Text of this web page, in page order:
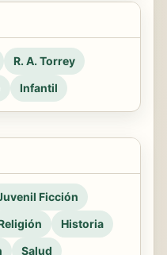
R. A. Torrey
Infantil
Ficción
Historia
Salud